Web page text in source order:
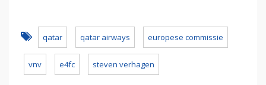
qatar qatar airways europese commissie
vnv e4fc steven verhagen